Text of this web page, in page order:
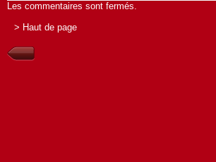
Les commentaires sont fermés.
> Haut de page